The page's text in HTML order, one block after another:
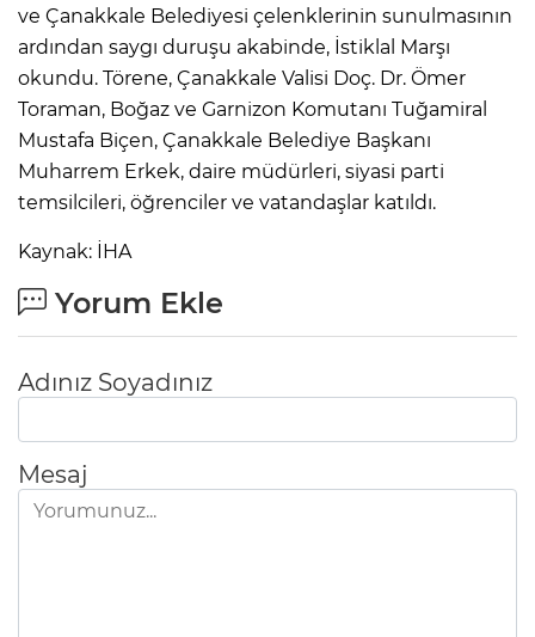
ve Çanakkale Belediyesi çelenklerinin sunulmasının
ardından saygı duruşu akabinde, İstiklal Marşı
okundu. Törene, Çanakkale Valisi Doç. Dr. Ömer
Toraman, Boğaz ve Garnizon Komutanı Tuğamiral
Mustafa Biçen, Çanakkale Belediye Başkanı
Muharrem Erkek, daire müdürleri, siyasi parti
temsilcileri, öğrenciler ve vatandaşlar katıldı.
Kaynak: İHA
Yorum Ekle
Adınız Soyadınız
Mesaj